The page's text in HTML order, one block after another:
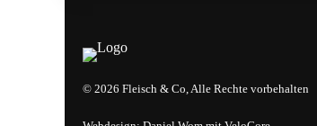
© 2026 Fleisch & Co, Alle Rechte vorbehalten